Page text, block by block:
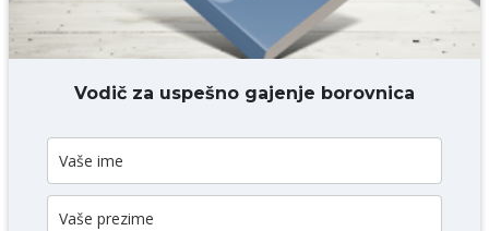
DODAJ KOMENTAR
Vodič za uspešno gajenje borovnica